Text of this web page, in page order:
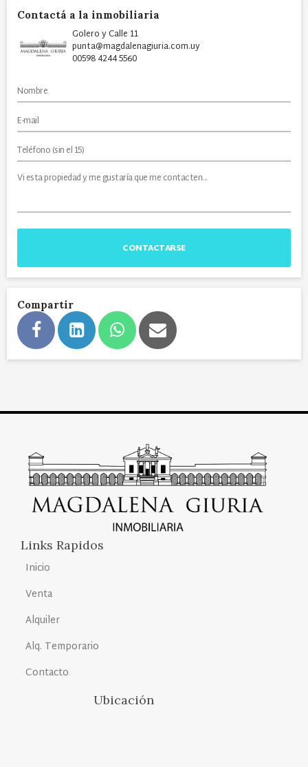
Contactá a la inmobiliaria
Golero y Calle 11
punta@magdalenagiuria.com.uy
00598 4244 5560
CONTACTARSE
Compartir
Links Rapidos
Inicio
Venta
Alquiler
Alq. Temporario
Contacto
Ubicación